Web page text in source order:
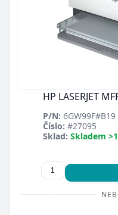
HP LASERJET
P/N: 6GW99F#B19
Číslo: #27095
Sklad: Skladem